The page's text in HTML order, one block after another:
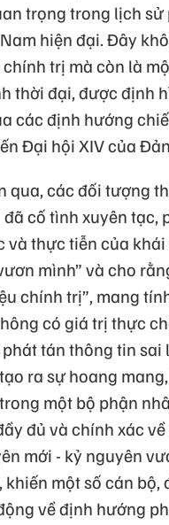
trọng trong lịch sử
hiện đại. Đây
trị mà còn là
thời đại, được định
các định hướng
Đại hội XIV của
qua, các đối tượng
cố tình xuyên tạc,
và thực tiễn của khái
mình” và cho
chính trị”, mang
có giá trị thực
tán thông tin sai
ra sự hoang
một bộ phận
đủ và chính xác
mới - kỷ nguyên
khiến một số cán bộ,
về định hướng